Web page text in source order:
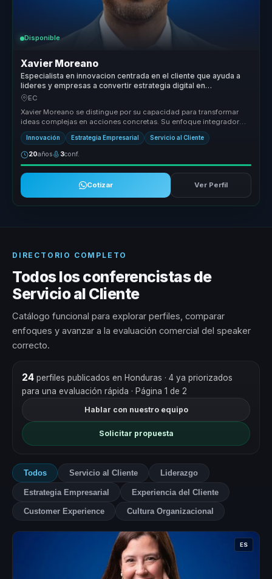
Disponible
Xavier Moreano
Especialista en innovacion centrada en el cliente que ayuda a
lideres y empresas a convertir estrategia digital en
crecimiento, diferenciacion y lealtad.
EC
Xavier Moreano se distingue por su capacidad para transformar
ideas complejas en acciones concretas. Su enfoque integrador
conecta la inn...
Innovación Estrategia Empresarial Servicio al Cliente
20años 3conf.
Cotizar Ver Perfil
DIRECTORIO COMPLETO
Todos los conferencistas de
Servicio al Cliente
Catálogo funcional para explorar perfiles, comparar
enfoques y avanzar a la evaluación comercial del speaker
correcto.
24perfiles publicados en Honduras · 4 ya priorizados
para una evaluación rápida · Página 1 de 2
Hablar con nuestro equipo
Solicitar propuesta
Todos Servicio al Cliente Liderazgo
Estrategia Empresarial Experiencia del Cliente
Customer Experience Cultura Organizacional
ES